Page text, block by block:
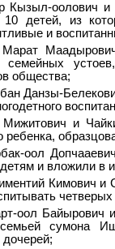
Кызыл-оолович
10 детей, из
и
семейных
общества;
Данзы-
и
ребенка,
оол
и вложили в
Кимович и
четверых
оол Байырович
семьей сумона
дочерей;